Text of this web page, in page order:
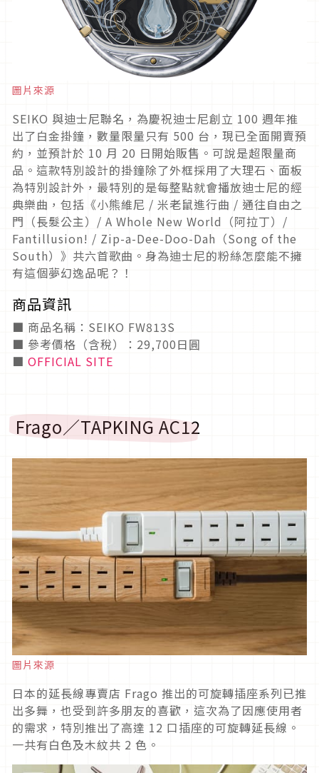
圖片來源
SEIKO 與迪士尼聯名，為慶祝迪士尼創立 100 週年推
出了白金掛鐘，數量限量只有 500 台，現已全面開賣預
約，並預計於 10 月 20 日開始販售。可說是超限量商
品。這款特別設計的掛鐘除了外框採用了大理石、面板
為特別設計外，最特別的是每整點就會播放迪士尼的經
典樂曲，包括《小熊維尼 / 米老鼠進行曲 / 通往自由之
門（長髮公主）/ A Whole New World（阿拉丁）/
Fantillusion! / Zip-a-Dee-Doo-Dah（Song of the
South）》共六首歌曲。身為迪士尼的粉絲怎麼能不擁
有這個夢幻逸品呢？！
商品資訊
■ 商品名稱：SEIKO FW813S
■ 參考價格（含稅）：29,700日圓
■ OFFICIAL SITE
Frago／TAPKING AC12
圖片來源
日本的延長線專賣店 Frago 推出的可旋轉插座系列已推
出多舞，也受到許多朋友的喜歡，這次為了因應使用者
的需求，特別推出了高達 12 口插座的可旋轉延長線。
一共有白色及木紋共 2 色。